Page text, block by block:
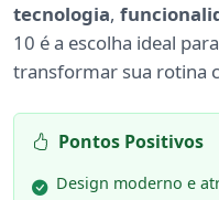
tecnologia,
10 é a escolha ideal
transformar sua rotina
Pontos Positivos
Design moderno e